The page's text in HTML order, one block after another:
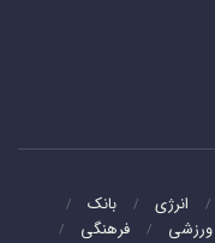
انرژی
بانک
ورزشی
فرهنگی